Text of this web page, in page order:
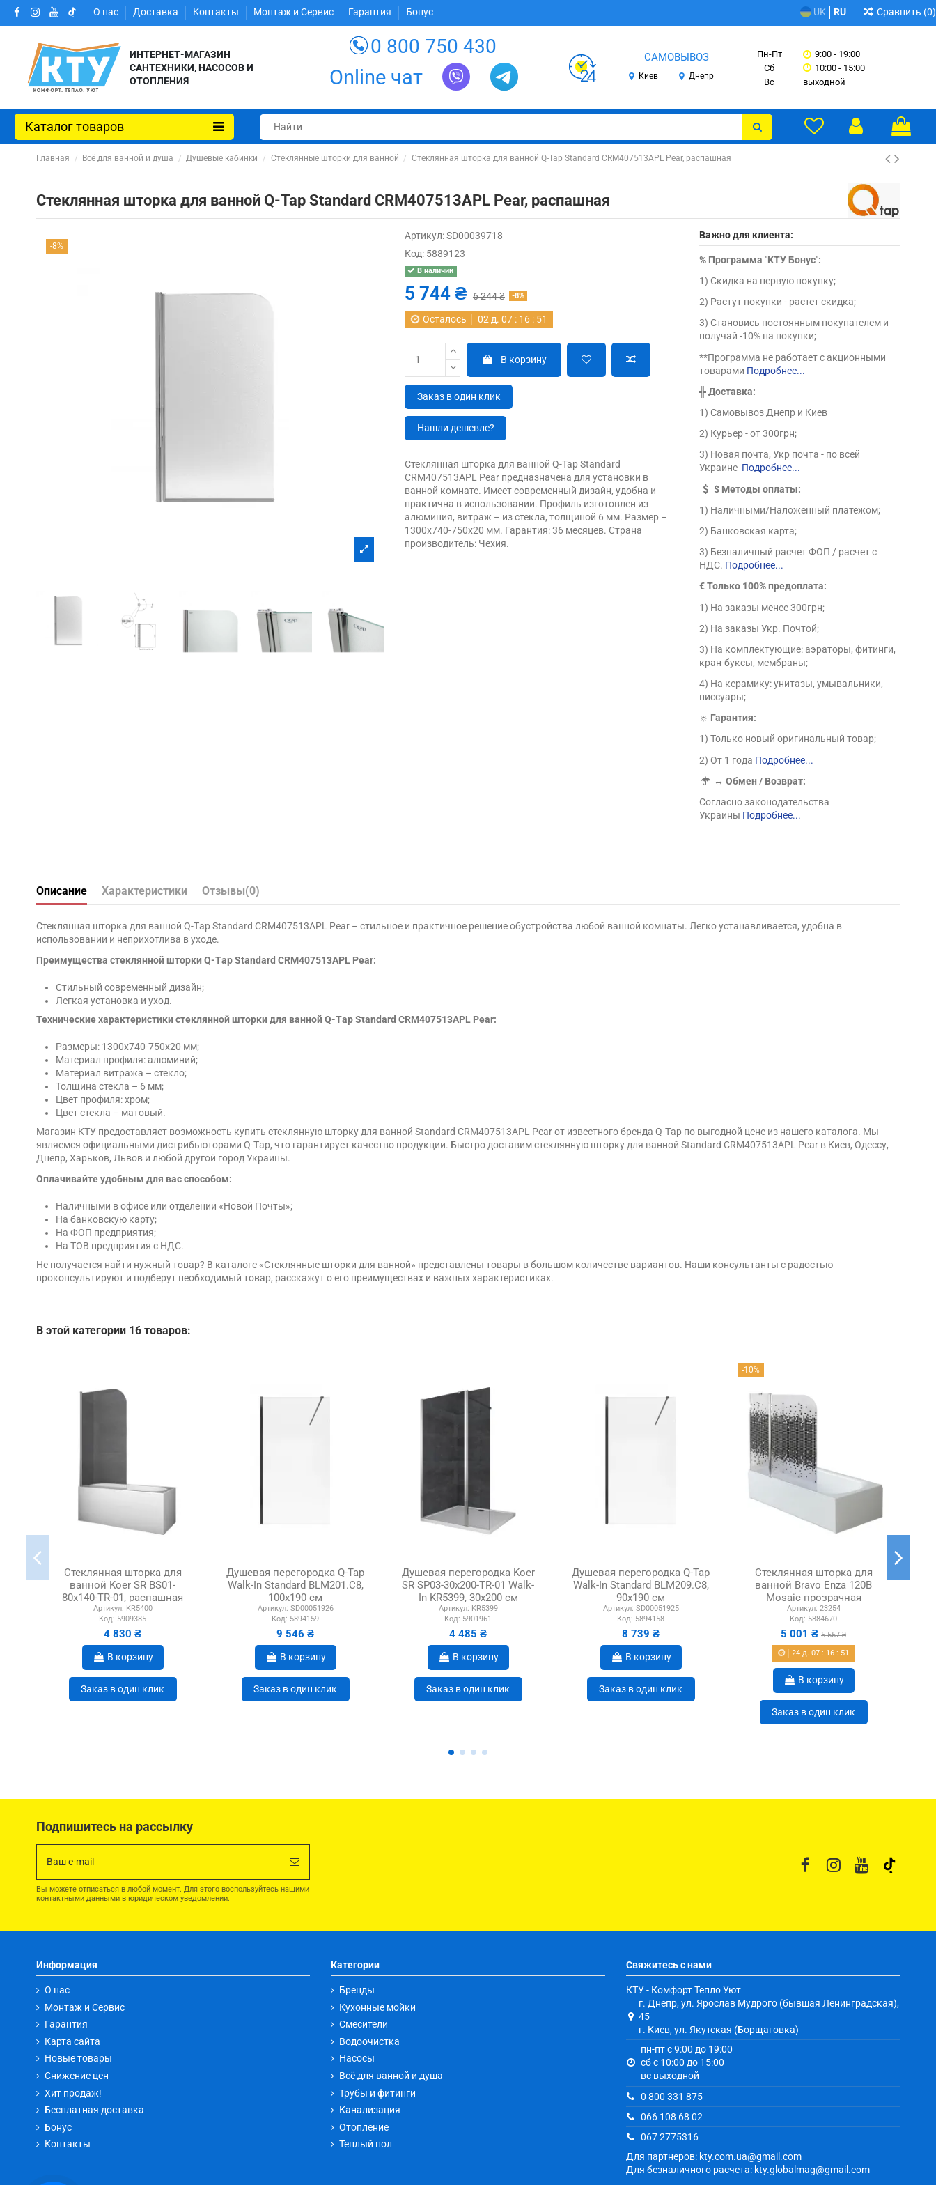
О нас Доставка Контакты Монтаж и Сервис Гарантия Бонус UK RU Сравнить (0)
ИНТЕРНЕТ-МАГАЗИН
САНТЕХНИКИ, НАСОСОВ И
ОТОПЛЕНИЯ
0 800 750 430
Online чат
САМОВЫВОЗ
Киев Днепр
Пн-Пт
Сб
Вс
9:00 - 19:00
10:00 - 15:00
выходной
Каталог товаров
Главная Всё для ванной и душа Душевые кабинки Стеклянные шторки для ванной Стеклянная шторка для ванной Q-Tap Standard CRM407513APL Pear, распашная
Стеклянная шторка для ванной Q-Tap Standard CRM407513APL Pear, распашная
-8%
Артикул:SD00039718
Код: 5889123
В наличии
5 744 ₴ 6 244 ₴ -8%
Осталось 02 д. 07: 16: 50
В корзину
Заказ в один клик
Нашли дешевле?
Стеклянная шторка для ванной Q-Tap Standard
CRM407513APL Pear предназначена для установки в
ванной комнате. Имеет современный дизайн, удобна и
практична в использовании. Профиль изготовлен из
алюминия, витраж – из стекла, толщиной 6 мм. Размер –
1300х740-750х20 мм. Гарантия: 36 месяцев. Страна
производитель: Чехия.
Важно для клиента:
% Программа "КТУ Бонус":
1) Скидка на первую покупку;
2) Растут покупки - растет скидка;
3) Становись постоянным покупателем и
получай -10% на покупки;
**Программа не работает с акционными
товарами Подробнее...
╬Доставка:
1) Самовывоз Днепр и Киев
2) Курьер - от 300грн;
3) Новая почта, Укр почта - по всей
Украине Подробнее...
$ Методы оплаты:
1) Наличными/Наложенный платежом;
2) Банковская карта;
3) Безналичный расчет ФОП / расчет с
НДС. Подробнее...
€ Только 100% предоплата:
1) На заказы менее 300грн;
2) На заказы Укр. Почтой;
3) На комплектующие: аэраторы, фитинги,
кран-буксы, мембраны;
4) На керамику: унитазы, умывальники,
писсуары;
☼ Гарантия:
1) Только новый оригинальный товар;
2) От 1 года Подробнее...
↔Обмен / Возврат:
Согласно законодательства
Украины Подробнее...
Описание Характеристики Отзывы(0)
Стеклянная шторка для ванной Q-Тap Standard CRM407513APL Pear – стильное и практичное решение обустройства любой ванной комнаты. Легко устанавливается, удобна в
использовании и неприхотлива в уходе.
Преимущества стеклянной шторки Q-Тap Standard CRM407513APL Pear:
Стильный современный дизайн;
Легкая установка и уход.
Технические характеристики стеклянной шторки для ванной Q-Тap Standard CRM407513APL Pear:
Размеры: 1300х740-750х20 мм;
Материал профиля: алюминий;
Материал витража – стекло;
Толщина стекла – 6 мм;
Цвет профиля: хром;
Цвет стекла – матовый.
Магазин КТУ предоставляет возможность купить стеклянную шторку для ванной Standard CRM407513APL Pear от известного бренда Q-Тap по выгодной цене из нашего каталога. Мы
являемся официальными дистрибьюторами Q-Тap, что гарантирует качество продукции. Быстро доставим стеклянную шторку для ванной Standard CRM407513APL Pear в Киев, Одессу,
Днепр, Харьков, Львов и любой другой город Украины.
Оплачивайте удобным для вас способом:
Наличными в офисе или отделении «Новой Почты»;
На банковскую карту;
На ФОП предприятия;
На ТОВ предприятия с НДС.
Не получается найти нужный товар? В каталоге «Стеклянные шторки для ванной» представлены товары в большом количестве вариантов. Наши консультанты с радостью
проконсультируют и подберут необходимый товар, расскажут о его преимуществах и важных характеристиках.
В этой категории 16 товаров:
Стеклянная шторка для
ванной Koer SR BS01-
80x140-TR-01, распашная
Артикул: KR5400
Код: 5909385
4 830 ₴
В корзину
Заказ в один клик
Душевая перегородка Q-Tap
Walk-In Standard BLM201.C8,
100x190 см
Артикул: SD00051926
Код: 5894159
9 546 ₴
В корзину
Заказ в один клик
Душевая перегородка Koer
SR SP03-30x200-TR-01 Walk-
In KR5399, 30x200 см
Артикул: KR5399
Код: 5901961
4 485 ₴
В корзину
Заказ в один клик
Душевая перегородка Q-Tap
Walk-In Standard BLM209.C8,
90x190 см
Артикул: SD00051925
Код: 5894158
8 739 ₴
В корзину
Заказ в один клик
-10%
Стеклянная шторка для
ванной Bravo Enza 120B
Mosaic прозрачная
Артикул: 23254
Код: 5884670
5 001 ₴ 5 557 ₴
24 д. 07 : 16 : 50
В корзину
Заказ в один клик
Подпишитесь на рассылку
Вы можете отписаться в любой момент. Для этого воспользуйтесь нашими
контактными данными в юридическом уведомлении.
Информация
О нас
Монтаж и Сервис
Гарантия
Карта сайта
Новые товары
Снижение цен
Хит продаж!
Бесплатная доставка
Бонус
Контакты
Категории
Бренды
Кухонные мойки
Смесители
Водоочистка
Насосы
Всё для ванной и душа
Трубы и фитинги
Канализация
Отопление
Теплый пол
Свяжитесь с нами
КТУ - Комфорт Тепло Уют
г. Днепр, ул. Ярослав Мудрого (бывшая Ленинградская),
45
г. Киев, ул. Якутская (Борщаговка)
пн-пт с 9:00 до 19:00
сб с 10:00 до 15:00
вс выходной
0 800 331 875
066 108 68 02
067 2775316
Для партнеров: kty.com.ua@gmail.com
Для безналичного расчета: kty.globalmag@gmail.com